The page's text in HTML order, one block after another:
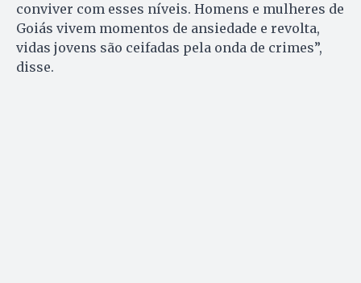
conviver com esses níveis. Homens e mulheres de
Goiás vivem momentos de ansiedade e revolta,
vidas jovens são ceifadas pela onda de crimes”,
disse.